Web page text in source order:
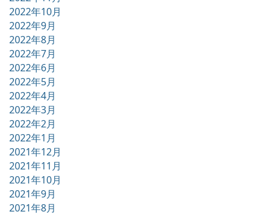
2022年10月
2022年9月
2022年8月
2022年7月
2022年6月
2022年5月
2022年4月
2022年3月
2022年2月
2022年1月
2021年12月
2021年11月
2021年10月
2021年9月
2021年8月